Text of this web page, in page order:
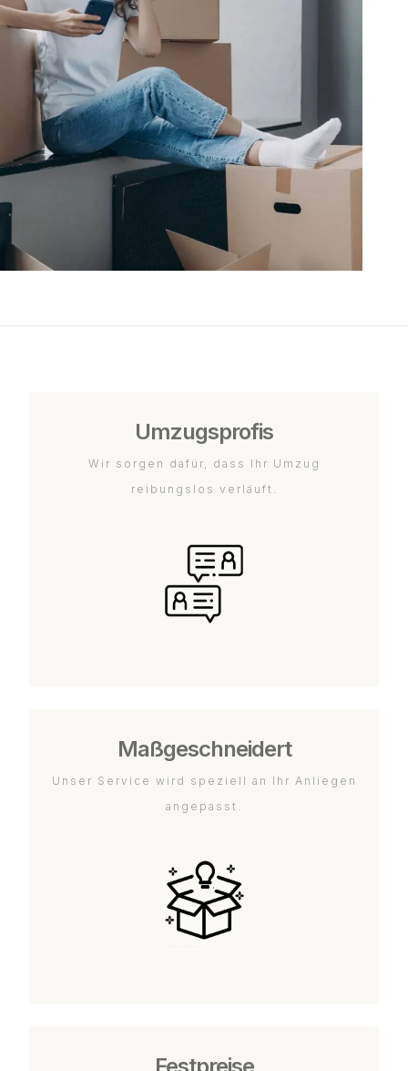
Umzugsprofis
Wir sorgen dafür, dass Ihr Umzug
reibungslos verläuft.
Maßgeschneidert
Unser Service wird speziell an Ihr Anliegen
angepasst.